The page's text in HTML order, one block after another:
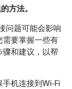
方法。
问题可能会影响
要掌握一些有
和建议，以帮
机连接到Wi-Fi